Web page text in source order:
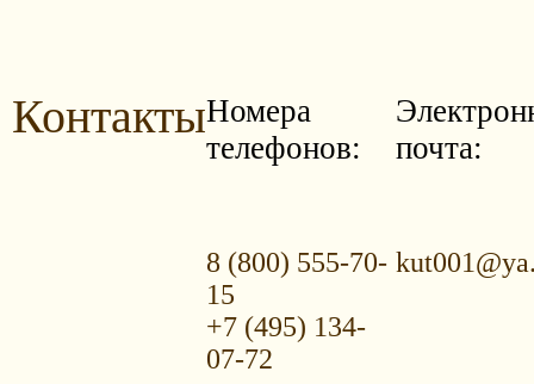
КонтактыНомера
телефонов:
8 (800) 555-70-
15
+7 (495) 134-
07-72
почта: